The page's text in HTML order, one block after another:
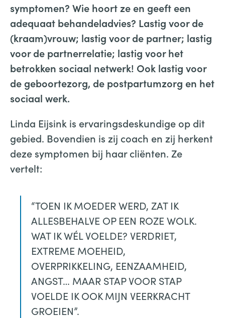
symptomen? Wie hoort ze en geeft een
adequaat behandeladvies? Lastig voor de
(kraam)vrouw; lastig voor de partner; lastig
voor de partnerrelatie; lastig voor het
betrokken sociaal netwerk! Ook lastig voor
de geboortezorg, de postpartumzorg en het
sociaal werk.
Linda Eijsink is ervaringsdeskundige op dit
gebied. Bovendien is zij coach en zij herkent
deze symptomen bij haar cliënten. Ze
vertelt:
“TOEN IK MOEDER WERD, ZAT IK
ALLESBEHALVE OP EEN ROZE WOLK.
WAT IK WÉL VOELDE? VERDRIET,
EXTREME MOEHEID,
OVERPRIKKELING, EENZAAMHEID,
ANGST… MAAR STAP VOOR STAP
VOELDE IK OOK MIJN VEERKRACHT
GROEIEN”.